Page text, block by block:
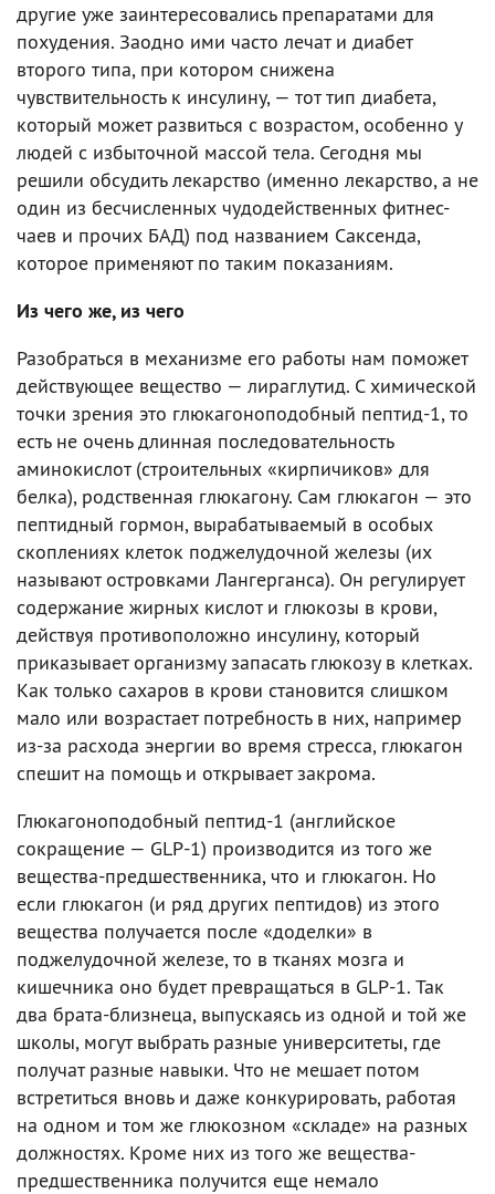
другие уже заинтересовались препаратами для
похудения. Заодно ими часто лечат и диабет
второго типа, при котором снижена
чувствительность к инсулину, — тот тип диабета,
который может развиться с возрастом, особенно у
людей с избыточной массой тела. Сегодня мы
решили обсудить лекарство (именно лекарство, а не
один из бесчисленных чудодейственных фитнес-
чаев и прочих БАД) под названием Саксенда,
которое применяют по таким показаниям.
Из чего же, из чего
Разобраться в механизме его работы нам поможет
действующее вещество — лираглутид. С химической
точки зрения это глюкагоноподобный пептид-1, то
есть не очень длинная последовательность
аминокислот (строительных «кирпичиков» для
белка), родственная глюкагону. Сам глюкагон — это
пептидный гормон, вырабатываемый в особых
скоплениях клеток поджелудочной железы (их
называют островками Лангерганса). Он регулирует
содержание жирных кислот и глюкозы в крови,
действуя противоположно инсулину, который
приказывает организму запасать глюкозу в клетках.
Как только сахаров в крови становится слишком
мало или возрастает потребность в них, например
из-за расхода энергии во время стресса, глюкагон
спешит на помощь и открывает закрома.
Глюкагоноподобный пептид-1 (английское
сокращение — GLP-1) производится из того же
вещества-предшественника, что и глюкагон. Но
если глюкагон (и ряд других пептидов) из этого
вещества получается после «доделки» в
поджелудочной железе, то в тканях мозга и
кишечника оно будет превращаться в GLP-1. Так
два брата-близнеца, выпускаясь из одной и той же
школы, могут выбрать разные университеты, где
получат разные навыки. Что не мешает потом
встретиться вновь и даже конкурировать, работая
на одном и том же глюкозном «складе» на разных
должностях. Кроме них из того же вещества-
предшественника получится еще немало